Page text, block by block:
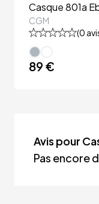
Casque 801a
CGM
(0
89 €
Avis pour
Pas encore